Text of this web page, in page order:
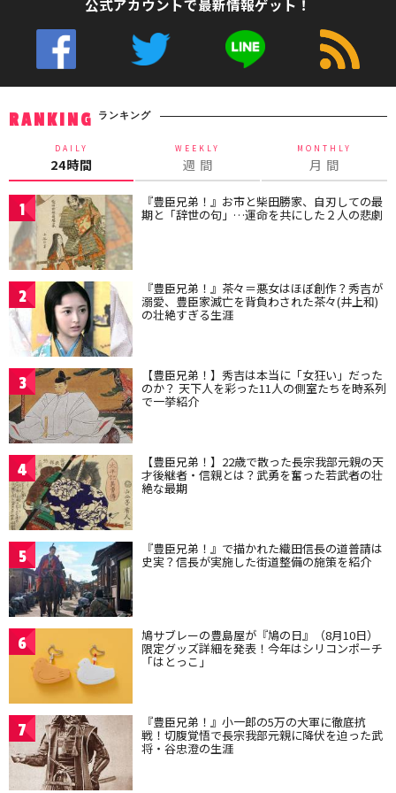
公式アカウントで最新情報ゲット！
RANKING ランキング
DAILY
24時間
WEEKLY
週 間
MONTHLY
月 間
1 『豊臣兄弟！』お市と柴田勝家、自刃しての最
期と「辞世の句」…運命を共にした２人の悲劇
2 『豊臣兄弟！』茶々＝悪女はほぼ創作？秀吉が
溺愛、豊臣家滅亡を背負わされた茶々(井上和)
の壮絶すぎる生涯
3 【豊臣兄弟！】秀吉は本当に「女狂い」だった
のか？ 天下人を彩った11人の側室たちを時系列
で一挙紹介
4 【豊臣兄弟！】22歳で散った長宗我部元親の天
才後継者・信親とは？武勇を奮った若武者の壮
絶な最期
5 『豊臣兄弟！』で描かれた織田信長の道普請は
史実？信長が実施した街道整備の施策を紹介
6 鳩サブレーの豊島屋が『鳩の日』（8月10日）
限定グッズ詳細を発表！今年はシリコンポーチ
「はとっこ」
7 『豊臣兄弟！』小一郎の5万の大軍に徹底抗
戦！切腹覚悟で長宗我部元親に降伏を迫った武
将・谷忠澄の生涯